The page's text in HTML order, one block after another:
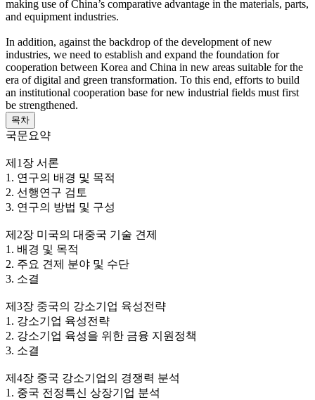
making use of China’s comparative advantage in the materials, parts,
and equipment industries.
In addition, against the backdrop of the development of new
industries, we need to establish and expand the foundation for
cooperation between Korea and China in new areas suitable for the
era of digital and green transformation. To this end, efforts to build
an institutional cooperation base for new industrial fields must first
be strengthened.
목차
국문요약
제1장 서론
1. 연구의 배경 및 목적
2. 선행연구 검토
3. 연구의 방법 및 구성
제2장 미국의 대중국 기술 견제
1. 배경 및 목적
2. 주요 견제 분야 및 수단
3. 소결
제3장 중국의 강소기업 육성전략
1. 강소기업 육성전략
2. 강소기업 육성을 위한 금융 지원정책
3. 소결
제4장 중국 강소기업의 경쟁력 분석
1. 중국 전정특신 상장기업 분석